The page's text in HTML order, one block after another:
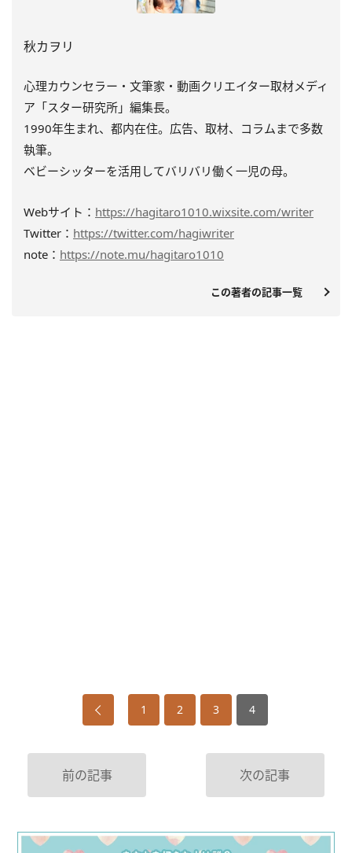
秋カヲリ
心理カウンセラー・文筆家・動画クリエイター取材メディ
ア「スター研究所」編集長。
1990年生まれ、都内在住。広告、取材、コラムまで多数
執筆。
ベビーシッターを活用してバリバリ働く一児の母。
Webサイト： https://hagitaro1010.wixsite.com/writer
Twitter： https://twitter.com/hagiwriter
note： https://note.mu/hagitaro1010
この著者の記事一覧
1 2 3 4
前の記事 次の記事